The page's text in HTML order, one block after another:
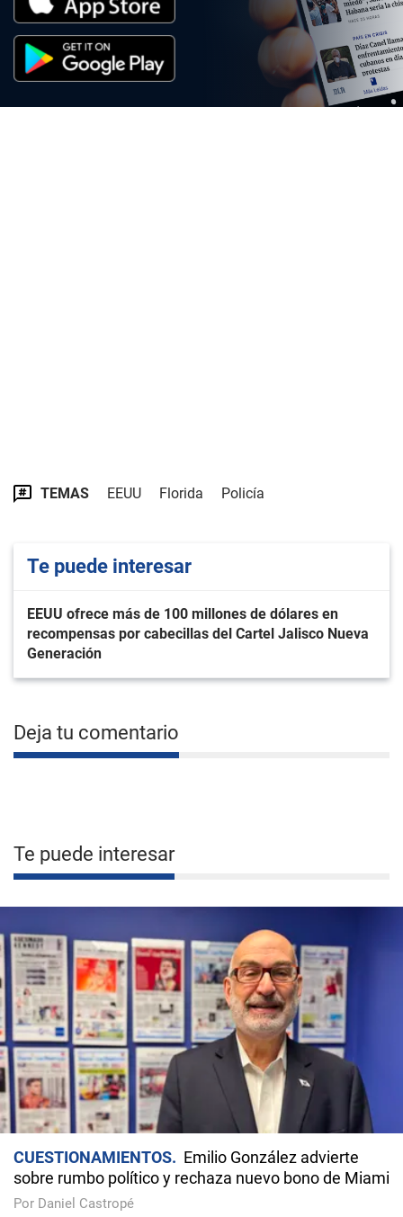
TEMAS EEUU Florida Policía
Te puede interesar
EEUU ofrece más de 100 millones de dólares en
recompensas por cabecillas del Cartel Jalisco Nueva
Generación
Deja tu comentario
Te puede interesar
CUESTIONAMIENTOS
Emilio González advierte
sobre rumbo político y rechaza nuevo bono de Miami
Por Daniel Castropé